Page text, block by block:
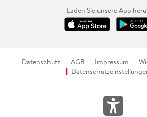
Laden Sie unsere App
Datenschutz AGB Impressum